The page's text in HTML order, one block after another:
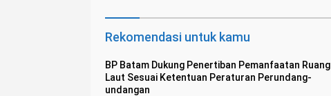
Rekomendasi untuk kamu
BP Batam Dukung Penertiban Pemanfaatan Ruang
Laut Sesuai Ketentuan Peraturan Perundang-
undangan